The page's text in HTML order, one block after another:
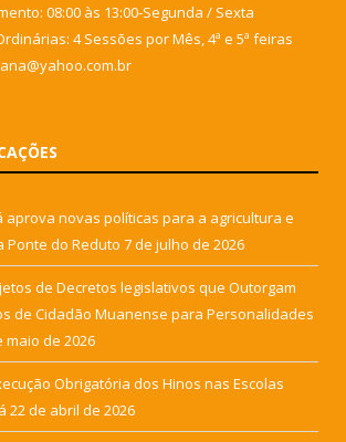
08:00 às 13:00-Segunda / Sexta
4 Sessões por Mês, 4ª e 5ª feiras
aprova novas políticas para a agricultura e
Ponte do Reduto 7 de julho de 2026
de Decretos legislativos que Outorgam
de Cidadão Muanense para Personalidades
maio de 2026
Obrigatória dos Hinos nas Escolas
22 de abril de 2026